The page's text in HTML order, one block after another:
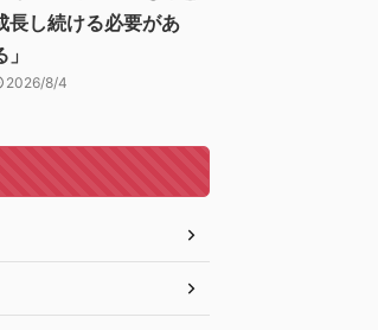
長し続ける必要があ
」
2026/8/4